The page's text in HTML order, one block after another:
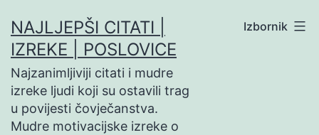
na
sadržaj
NAJLJEPŠI CITATI |
IZREKE | POSLOVICE
Najzanimljiviji citati i mudre
izreke ljudi koji su ostavili trag
u povijesti čovječanstva.
Mudre motivacijske izreke o
Izbornik